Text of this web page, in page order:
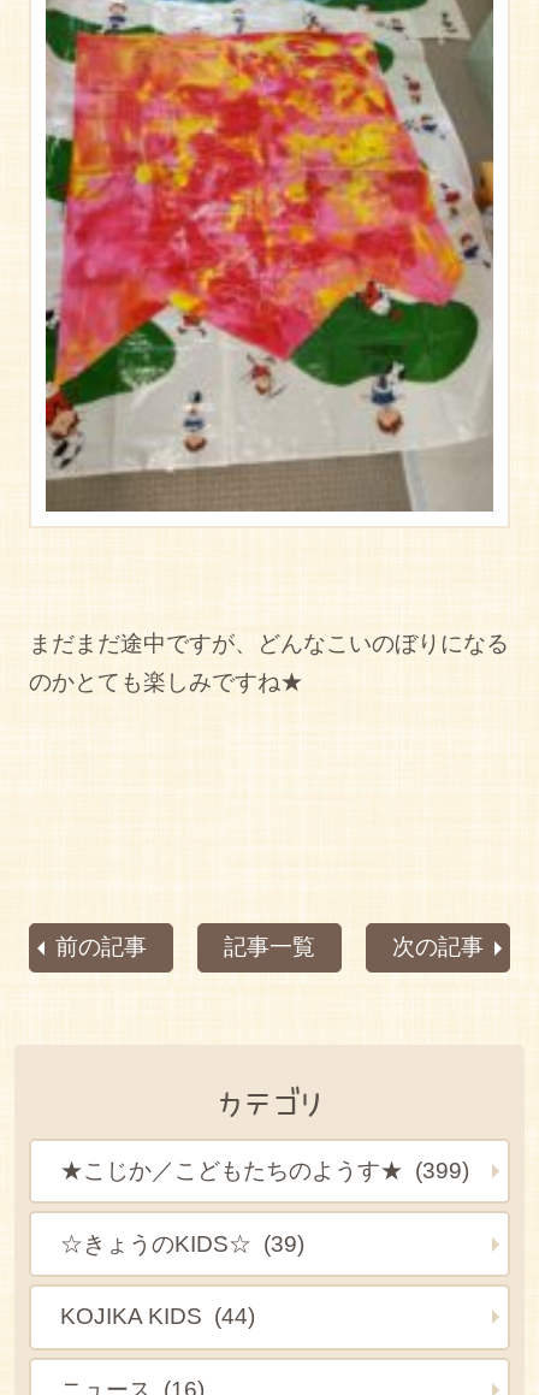
まだまだ途中ですが、どんなこいのぼりになる
のかとても楽しみですね★
前の記事 記事一覧 次の記事
カテゴリ
★こじか／こどもたちのようす★ (399)
☆きょうのKIDS☆ (39)
KOJIKA KIDS (44)
ニュース (16)